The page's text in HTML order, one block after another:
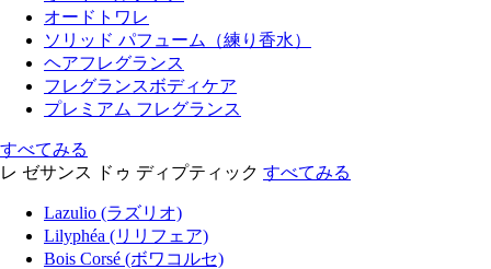
オードトワレ
ソリッド パフューム（練り香水）
ヘアフレグランス
フレグランスボディケア
プレミアム フレグランス
すべてみる
レ ゼサンス ドゥ ディプティック すべてみる
Lazulio (ラズリオ)
Lilyphéa (リリフェア)
Bois Corsé (ボワコルセ)